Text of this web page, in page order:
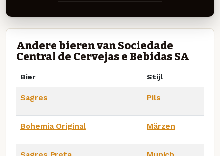
Andere bieren van Sociedade
Central de Cervejas e Bebidas SA
Bier Stijl
Sagres Pils
Bohemia Original Märzen
Sagres Preta Munich